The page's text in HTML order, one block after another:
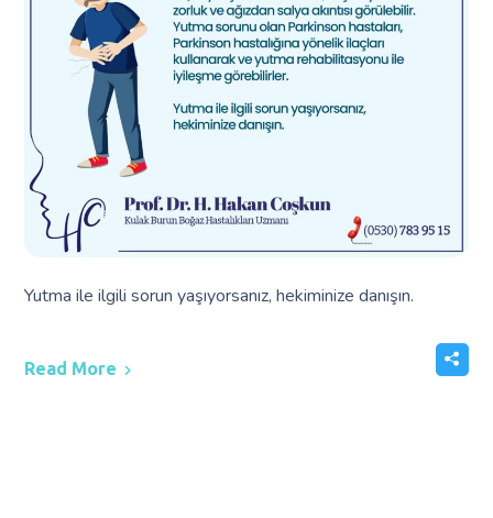
Yutma ile ilgili sorun yaşıyorsanız, hekiminize danışın.
Read More